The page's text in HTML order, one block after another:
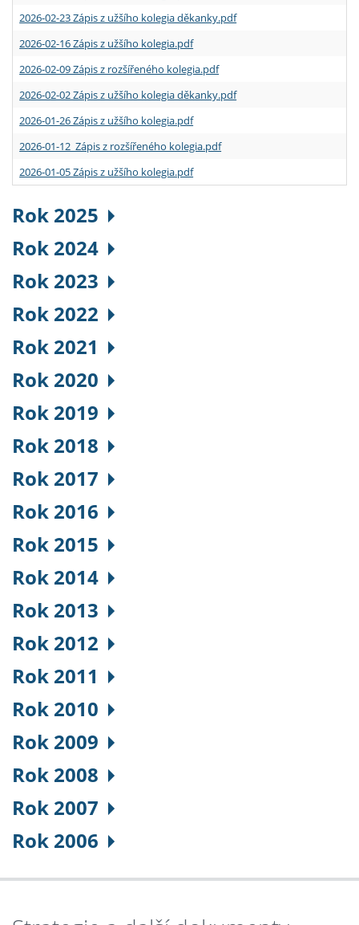
2026-02-23 Zápis z užšího kolegia děkanky.pdf
2026-02-16 Zápis z užšího kolegia.pdf
2026-02-09 Zápis z rozšířeného kolegia.pdf
2026-02-02 Zápis z užšího kolegia děkanky.pdf
2026-01-26 Zápis z užšího kolegia.pdf
2026-01-12 Zápis z rozšířeného kolegia.pdf
2026-01-05 Zápis z užšího kolegia.pdf
Rok 2025
Rok 2024
Rok 2023
Rok 2022
Rok 2021
Rok 2020
Rok 2019
Rok 2018
Rok 2017
Rok 2016
Rok 2015
Rok 2014
Rok 2013
Rok 2012
Rok 2011
Rok 2010
Rok 2009
Rok 2008
Rok 2007
Rok 2006